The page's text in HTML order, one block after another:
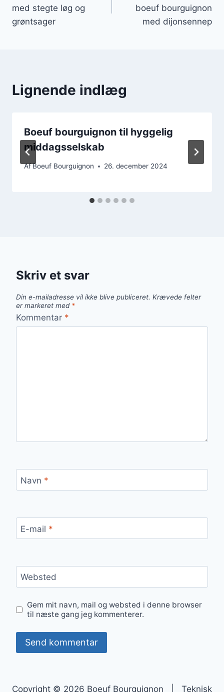
med stegte løg og
grøntsager
boeuf bourguignon
med dijonsennep
Lignende indlæg
Boeuf bourguignon til hyggelig
middagsselskab
AfBoeuf Bourguignon 26. december 2024
Skriv et svar
Din e-mailadresse vil ikke blive publiceret. Krævede felter
er markeret med *
Kommentar *
Navn *
E-mail *
Websted
Gem mit navn, mail og websted i denne browser
til næste gang jeg kommenterer.
Copyright © 2026 Boeuf Bourguignon | Teknisk